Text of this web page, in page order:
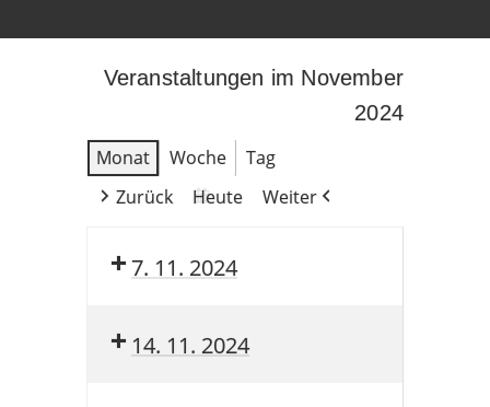
Veranstaltungen im November
2024
Monat
Woche
Tag
Zurück
Heute Weiter
7. 11. 2024
14. 11. 2024